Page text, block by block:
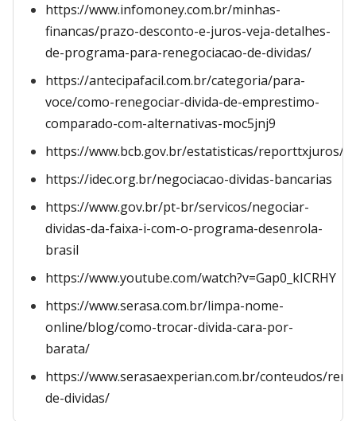
https://www.infomoney.com.br/minhas-
financas/prazo-desconto-e-juros-veja-detalhes-
de-programa-para-renegociacao-de-dividas/
https://antecipafacil.com.br/categoria/para-
voce/como-renegociar-divida-de-emprestimo-
comparado-com-alternativas-moc5jnj9
https://www.bcb.gov.br/estatisticas/reporttxjuros/
https://idec.org.br/negociacao-dividas-bancarias
https://www.gov.br/pt-br/servicos/negociar-
dividas-da-faixa-i-com-o-programa-desenrola-
brasil
https://www.youtube.com/watch?v=Gap0_kICRHY
https://www.serasa.com.br/limpa-nome-
online/blog/como-trocar-divida-cara-por-
barata/
https://www.serasaexperian.com.br/conteudos/
de-dividas/